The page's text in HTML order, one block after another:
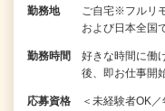
勤務地
ご自宅※フルリ
および日本全国
勤務時間
好きな時間に働
後、即お仕事
応募資格
＜未経験者OK